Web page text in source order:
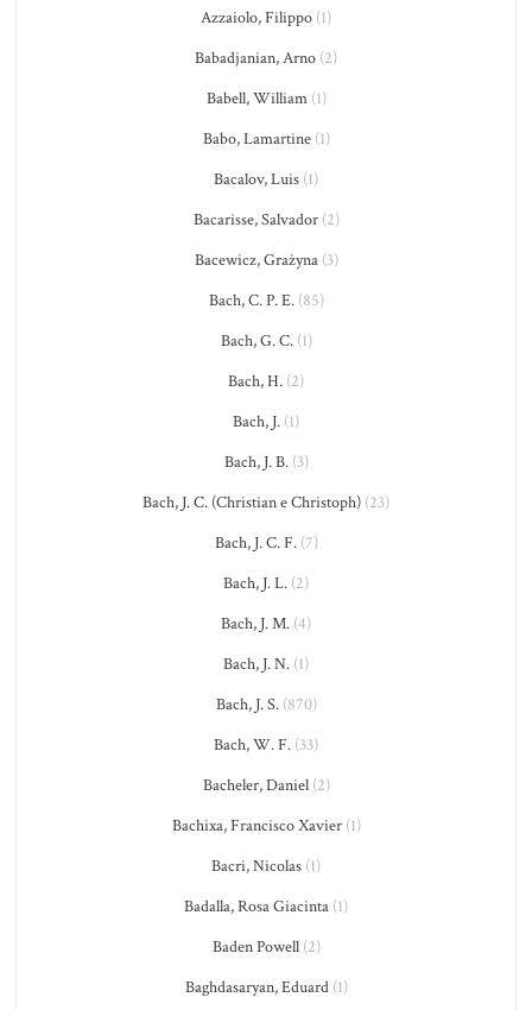
Azzaiolo, Filippo (1)
Babadjanian, Arno (2)
Babell, William(1)
Babo, Lamartine(1)
Bacalov, Luis (1)
Bacarisse, Salvador(2)
Bacewicz, Grażyna(3)
Bach, C. P. E.(85)
Bach, G. C.(1)
Bach, H. (2)
Bach, J. (1)
Bach, J. B.(3)
Bach, J. C. (Christian e Christoph) (23)
Bach, J. C. F.(7)
Bach, J. L. (2)
Bach, J. M. (4)
Bach, J. N. (1)
Bach, J. S.(870)
Bach, W. F. (33)
Bacheler, Daniel(2)
Bachixa, Francisco Xavier(1)
Bacri, Nicolas (1)
Badalla, Rosa Giacinta (1)
Baden Powell(2)
Baghdasaryan, Eduard(1)